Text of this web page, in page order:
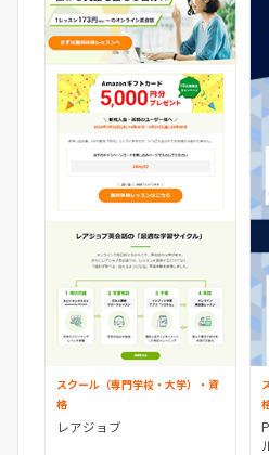
スクール（専門学校・大学）・資
格
レアジョブ